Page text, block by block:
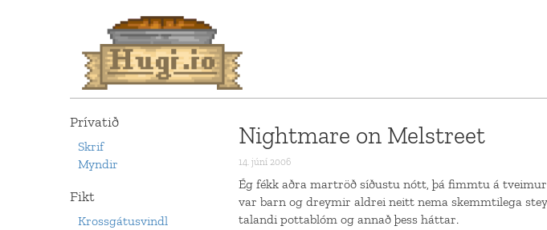
Prívatið
Skrif
Myndir
Fikt
Krossgátusvindl
Nightmare on Melstreet
14. júní 2006
Ég fékk aðra martröð síðustu nótt, þá fimmtu á
var barn og dreymir aldrei neitt nema skemmtilega
talandi pottablóm og annað þess háttar.